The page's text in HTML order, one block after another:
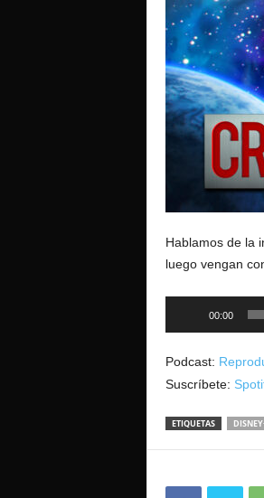
Hablamos de la
luego vengan
00:00
Podcast:
Suscríbete:
ETIQUETAS